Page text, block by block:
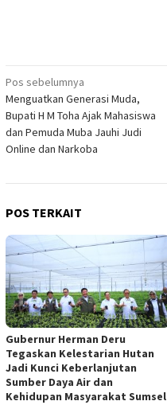
Navigasi
pos
Pos sebelumnya
Menguatkan Generasi Muda,
Bupati H M Toha Ajak Mahasiswa
dan Pemuda Muba Jauhi Judi
Online dan Narkoba
POS TERKAIT
Gubernur Herman Deru
Tegaskan Kelestarian Hutan
Jadi Kunci Keberlanjutan
Sumber Daya Air dan
Kehidupan Masyarakat Sumsel